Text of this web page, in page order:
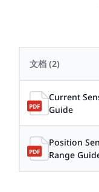
文档 (2)
Current
Guide
Position
Range